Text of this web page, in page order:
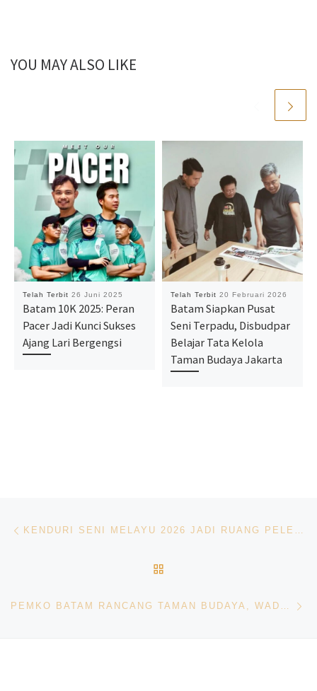
YOU MAY ALSO LIKE
Telah Terbit 26 Juni 2025
Batam 10K 2025: Peran
Pacer Jadi Kunci Sukses
Ajang Lari Bergengsi
Telah Terbit 20 Februari 2026
Batam Siapkan Pusat
Seni Terpadu, Disbudpar
Belajar Tata Kelola
Taman Budaya Jakarta
Navigasi pos KENDURI SENI MELAYU 2026 JADI RUANG PELESTARIAN BUDAYA DAN PENGGERAK EKONOMI KREATIF BATAM